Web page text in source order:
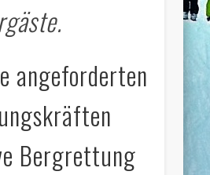
angeforderten
Bergrettung